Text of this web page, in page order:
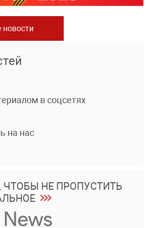
новости
в соцсетях
на нас
НЕ ПРОПУСТИТЬ